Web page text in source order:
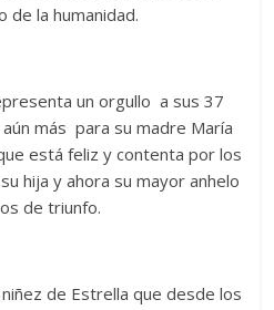
de la humanidad.
un orgullo a sus 37
más para su madre María
está feliz y contenta por los
hija y ahora su mayor anhelo
de triunfo.
de Estrella que desde los